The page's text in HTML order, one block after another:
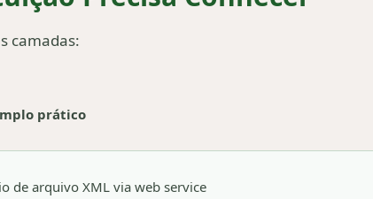
camadas:
prático
de arquivo XML via web service